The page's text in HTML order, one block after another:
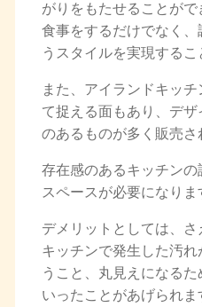
がりをもたせることが
食事をするだけでなく
うスタイルを実現するこ
また、アイランドキッ
て捉える面もあり、デ
のあるものが多く販売さ
存在感のあるキッチン
スペースが必要になりま
デメリットとしては、さ
キッチンで発生した汚
うこと、丸見えになる
いったことがあげられま